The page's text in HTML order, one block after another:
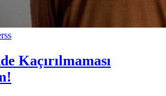
Kaçırılmaması